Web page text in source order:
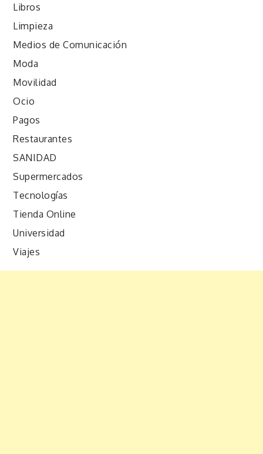
Libros
Limpieza
Medios de Comunicación
Moda
Movilidad
Ocio
Pagos
Restaurantes
SANIDAD
Supermercados
Tecnologías
Tienda Online
Universidad
Viajes